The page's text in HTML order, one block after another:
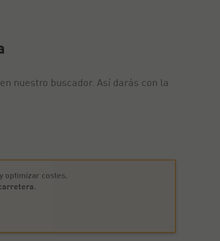
nuestro buscador. Así darás con la
optimizar costes.
.